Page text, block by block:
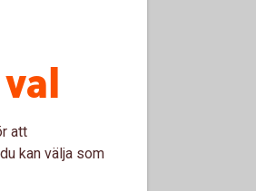
att
kan välja som